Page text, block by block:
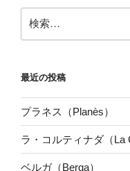
索:
最近の投稿
プラネス（Planès）
ラ・コルティナダ（La
ベルガ（Berga）